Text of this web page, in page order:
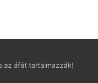
az áfát tartalmazzák!